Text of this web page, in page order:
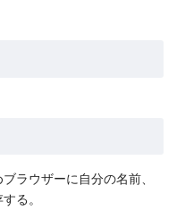
ラウザーに自分の名前、
る。